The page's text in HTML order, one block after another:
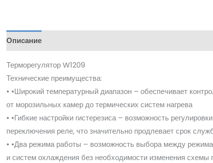
Описание
Терморегулятор W1209
Технические преимущества:
• •Широкий температурный диапазон – обеспечивает
от морозильных камер до термических систем нагрева
• •Гибкие настройки гистерезиса – возможность
переключения реле, что значительно продлевает срок
• •Два режима работы – возможность выбора между
и систем охлаждения без необходимости изменения схемы